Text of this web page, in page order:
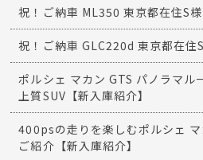
祝！ご納車 ML350 東京都在住S様
祝！ご納車 GLC220d 東京都在住
ポルシェ マカン GTS パノラマル
上質SUV【新入庫紹介】
400psの走りを楽しむポルシェ
ご紹介【新入庫紹介】